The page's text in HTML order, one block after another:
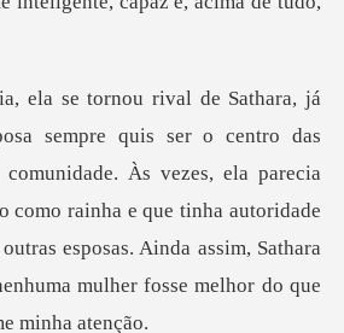
Às vezes, ela parecia
como rainha e que tinha autoridade